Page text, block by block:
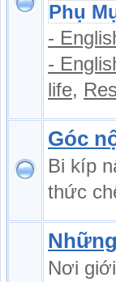
Phụ
-
-
life,
Góc
Bi kíp
thức
Nơi